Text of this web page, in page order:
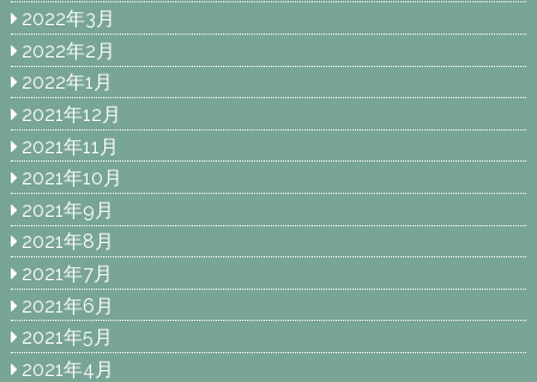
2022年3月
2022年2月
2022年1月
2021年12月
2021年11月
2021年10月
2021年9月
2021年8月
2021年7月
2021年6月
2021年5月
2021年4月